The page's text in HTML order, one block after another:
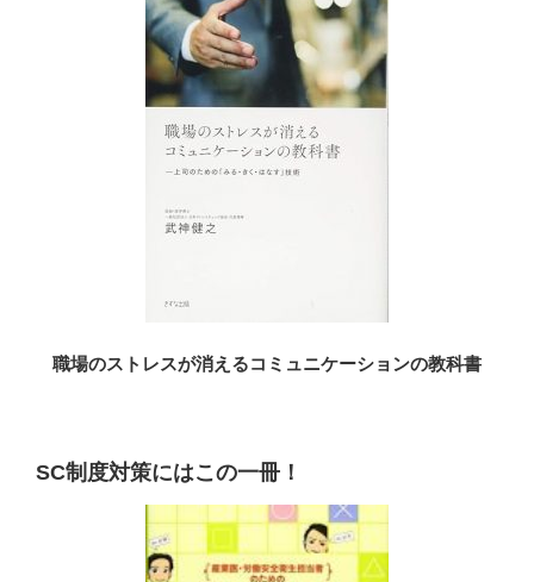
職場のストレスが消えるコミュニケーションの教科書
SC制度対策にはこの一冊！